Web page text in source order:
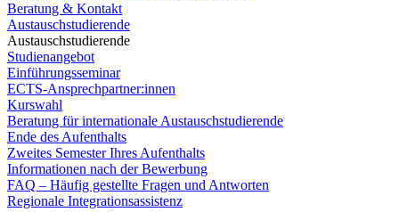
Beratung & Kontakt
Austauschstudierende
Austauschstudierende
Studienangebot
Einführungsseminar
ECTS-Ansprechpartner:innen
Kurswahl
Beratung für internationale Austauschstudierende
Ende des Aufenthalts
Zweites Semester Ihres Aufenthalts
Informationen nach der Bewerbung
FAQ – Häufig gestellte Fragen und Antworten
Regionale Integrationsassistenz